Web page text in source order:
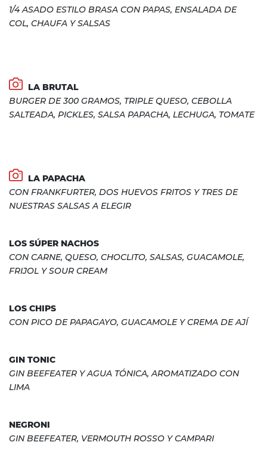
1/4 ASADO ESTILO BRASA CON PAPAS, ENSALADA DE
COL, CHAUFA Y SALSAS
LA BRUTAL
BURGER DE 300 GRAMOS, TRIPLE QUESO, CEBOLLA
SALTEADA, PICKLES, SALSA PAPACHA, LECHUGA, TOMATE
LA PAPACHA
CON FRANKFURTER, DOS HUEVOS FRITOS Y TRES DE
NUESTRAS SALSAS A ELEGIR
LOS SÚPER NACHOS
CON CARNE, QUESO, CHOCLITO, SALSAS, GUACAMOLE,
FRIJOL Y SOUR CREAM
LOS CHIPS
CON PICO DE PAPAGAYO, GUACAMOLE Y CREMA DE AJÍ
GIN TONIC
GIN BEEFEATER Y AGUA TÓNICA, AROMATIZADO CON
LIMA
NEGRONI
GIN BEEFEATER, VERMOUTH ROSSO Y CAMPARI